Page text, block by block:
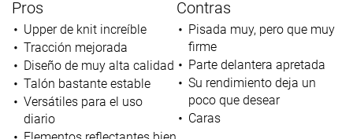
Pros
Upper de knit increíble
Tracción mejorada
Diseño de muy alta calidad
Talón bastante estable
Versátiles para el uso
diario
Contras
Pisada muy, pero que muy
firme
Parte delantera apretada
Su rendimiento deja un
poco que desear
Caras